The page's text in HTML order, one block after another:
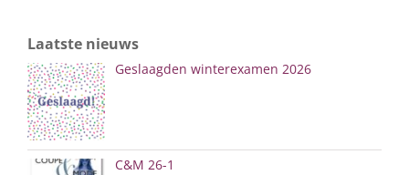
Laatste nieuws
Geslaagden winterexamen 2026
C&M 26-1